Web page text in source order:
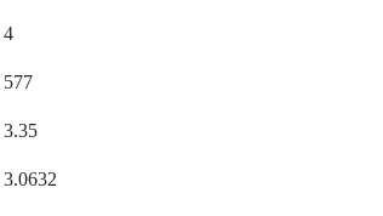
4
577
3.35
3.0632